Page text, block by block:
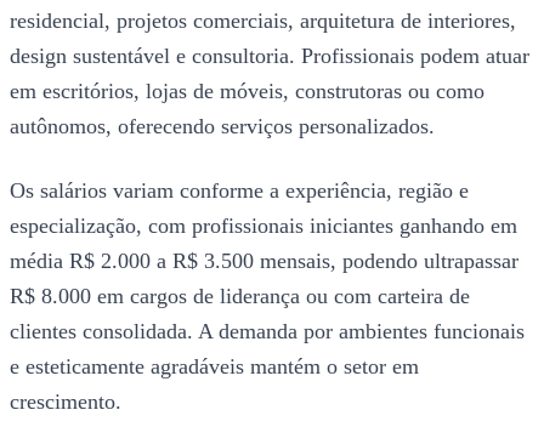
residencial, projetos comerciais, arquitetura de interiores,
design sustentável e consultoria. Profissionais podem atuar
em escritórios, lojas de móveis, construtoras ou como
autônomos, oferecendo serviços personalizados.
Os salários variam conforme a experiência, região e
especialização, com profissionais iniciantes ganhando em
média R$ 2.000 a R$ 3.500 mensais, podendo ultrapassar
R$ 8.000 em cargos de liderança ou com carteira de
clientes consolidada. A demanda por ambientes funcionais
e esteticamente agradáveis mantém o setor em
crescimento.